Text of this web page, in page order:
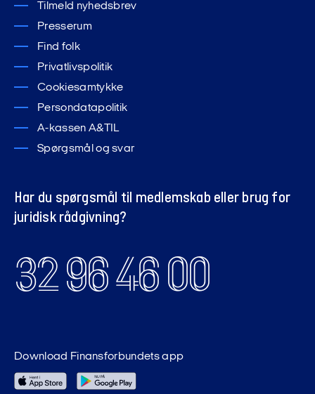
Tilmeld nyhedsbrev
Presserum
Find folk
Privatlivspolitik
Cookiesamtykke
Persondatapolitik
A-kassen A&TIL
Spørgsmål og svar
Har du spørgsmål til medlemskab eller brug for
juridisk rådgivning?
32 96 46 00
Download Finansforbundets app